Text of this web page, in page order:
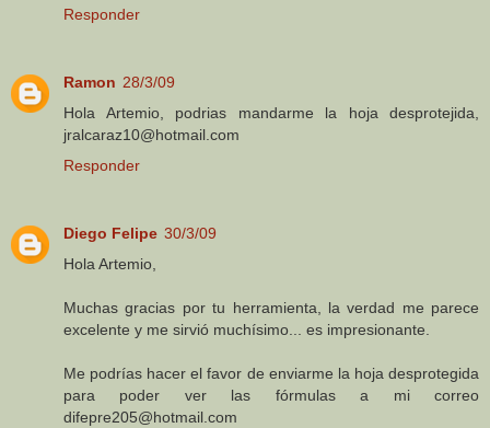
Responder
Ramon 28/3/09
Hola Artemio, podrias mandarme la hoja desprotejida,
jralcaraz10@hotmail.com
Responder
Diego Felipe 30/3/09
Hola Artemio,
Muchas gracias por tu herramienta, la verdad me parece
excelente y me sirvió muchísimo... es impresionante.
Me podrías hacer el favor de enviarme la hoja desprotegida
para poder ver las fórmulas a mi correo
difepre205@hotmail.com